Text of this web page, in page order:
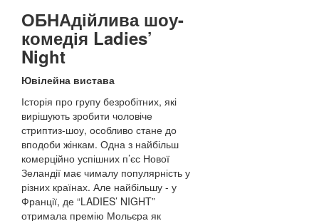
ОБНАдійлива шоу-
комедія Ladies’
Night
Ювілейна вистава
Історія про групу безробітних, які
вирішують зробити чоловіче
стриптиз-шоу, особливо стане до
вподоби жінкам. Одна з найбільш
комерційно успішних п’єс Нової
Зеландії має чималу популярність у
різних країнах. Але найбільшу - у
Франції, де “LADIES’ NIGHT”
отримала премію Мольєра як